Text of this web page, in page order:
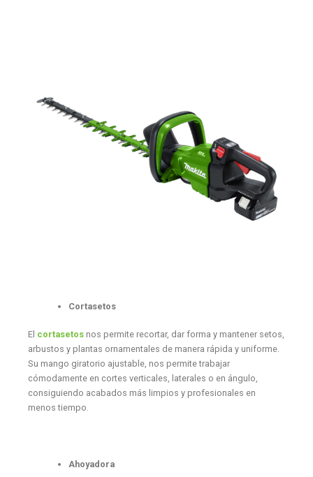
Cortasetos
El cortasetosnos permite recortar, dar forma y mantener setos,
arbustos y plantas ornamentales de manera rápida y uniforme.
Su mango giratorio ajustable, nos permite trabajar
cómodamente en cortes verticales, laterales o en ángulo,
consiguiendo acabados más limpios y profesionales en
menos tiempo.
Ahoyadora